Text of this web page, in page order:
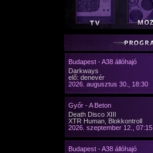
Budapest - A38 állóhajó
Darkways
elő: denevér
2026. augusztus 30., 18:30
Győr - A Beton
Death Disco XIII
XTR Human, Blokkontroll
2026. szeptember 12., 07:15
Budapest - A38 állóhajó